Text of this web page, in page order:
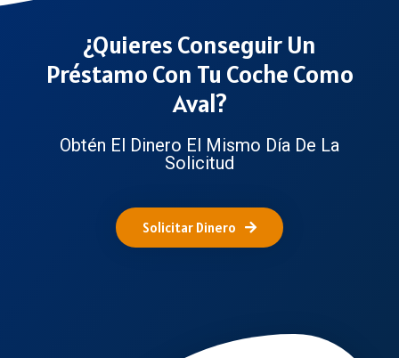
¿Quieres Conseguir Un
Préstamo Con Tu Coche Como
Aval?
Obtén El Dinero El Mismo Día De La
Solicitud
Solicitar Dinero